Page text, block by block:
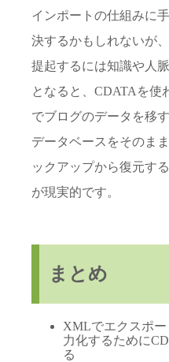
インポートの仕組みに
決するかもしれないが
提起するには知識や人
となると、CDATAを
でブログのデータを移
データベースをそのま
ックアップから復元す
が現実的です。
まとめ
XMLでエクスポ
力化するために
る